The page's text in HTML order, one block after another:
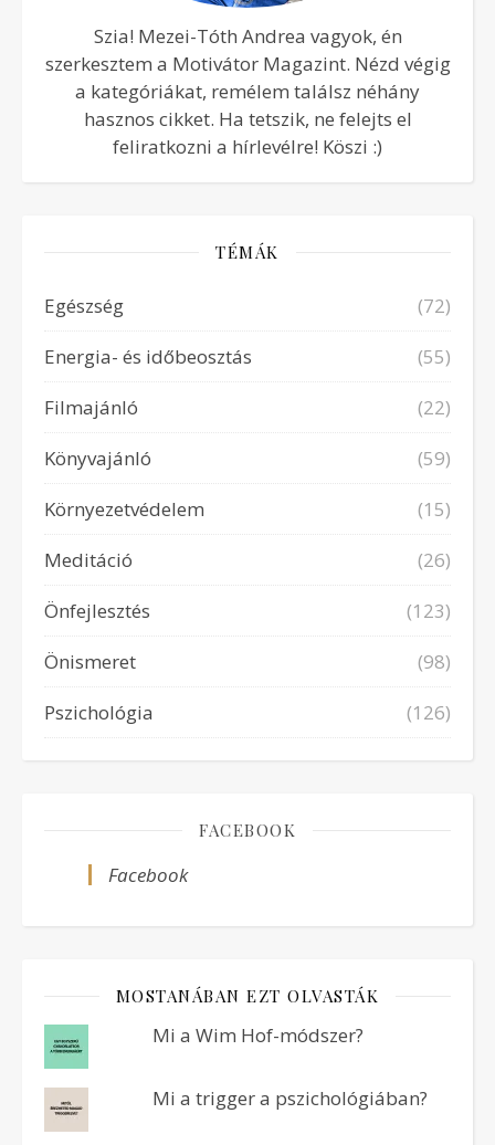
Szia! Mezei-Tóth Andrea vagyok, én
szerkesztem a Motivátor Magazint. Nézd végig
a kategóriákat, remélem találsz néhány
hasznos cikket. Ha tetszik, ne felejts el
feliratkozni a hírlevélre! Köszi :)
TÉMÁK
Egészség
(72)
Energia- és időbeosztás
(55)
Filmajánló
(22)
Könyvajánló
(59)
Környezetvédelem
(15)
Meditáció
(26)
Önfejlesztés
(123)
Önismeret
(98)
Pszichológia
(126)
FACEBOOK
Facebook
MOSTANÁBAN EZT OLVASTÁK
Mi a Wim Hof-módszer?
Mi a trigger a pszichológiában?